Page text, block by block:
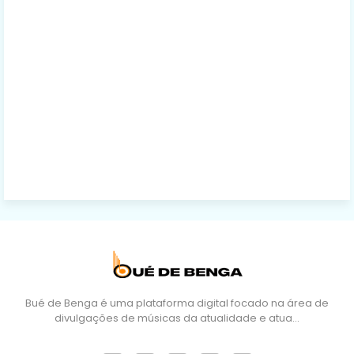
Bué de Benga é uma plataforma digital focado na área de
divulgações de músicas da atualidade e atua…